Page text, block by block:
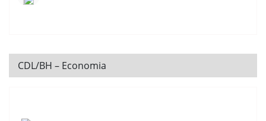
CDL/BH – Economia